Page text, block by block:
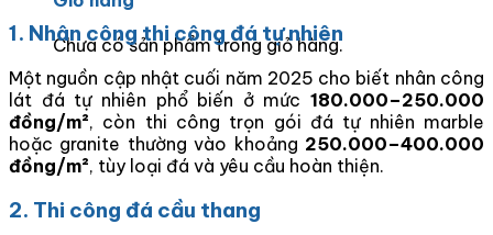
Chưa có sản phẩm trong giỏ hàng.
1. Nhân công thi công đá tự nhiên
Một nguồn cập nhật cuối năm 2025 cho biết nhân công
lát đá tự nhiên phổ biến ở mức 180.000–250.000
đồng/m², còn thi công trọn gói đá tự nhiên marble
hoặc granite thường vào khoảng 250.000–400.000
đồng/m², tùy loại đá và yêu cầu hoàn thiện.
2. Thi công đá cầu thang